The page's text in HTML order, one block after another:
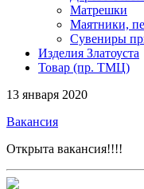
Матрешки
Маятники,
Сувениры
Изделия Златоуста
Товар (пр. ТМЦ)
13 января 2020
Вакансия
Открыта вакансия!!!!